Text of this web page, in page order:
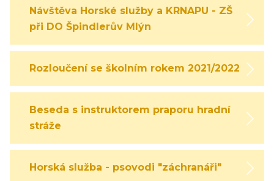
Návštěva Horské služby a KRNAPU - ZŠ
při DO Špindlerův Mlýn
Rozloučení se školním rokem 2021/2022
Beseda s instruktorem praporu hradní
stráže
Horská služba - psovodi "záchranáři"